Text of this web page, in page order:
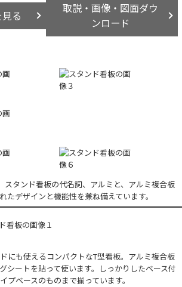
る
取説・画像・図面ダウ
ンロード
スタンド看板の代名詞、アルミと、アルミ複合板
たデザインと機能性を兼ね備えています。
にも使えるコンパクトなT型看板。アルミ複合板
シートを貼って使います。しっかりしたベース付
プベースのものまで揃っています。